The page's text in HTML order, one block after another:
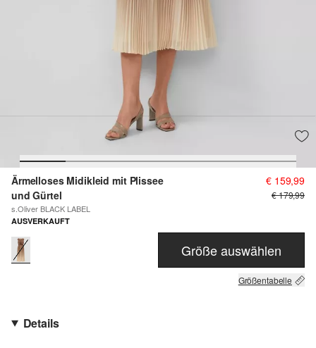
Ärmelloses Midikleid mit Plissee
und Gürtel
s.Oliver BLACK LABEL
€ 159,99
€ 179,99
AUSVERKAUFT
Größe auswählen
Größentabelle
Details